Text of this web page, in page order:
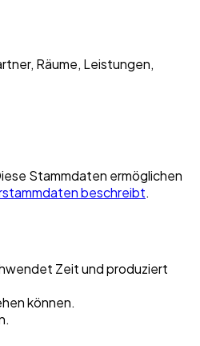
Räume, Leistungen,
Stammdaten ermöglichen
beschreibt.
Zeit und produziert
können.